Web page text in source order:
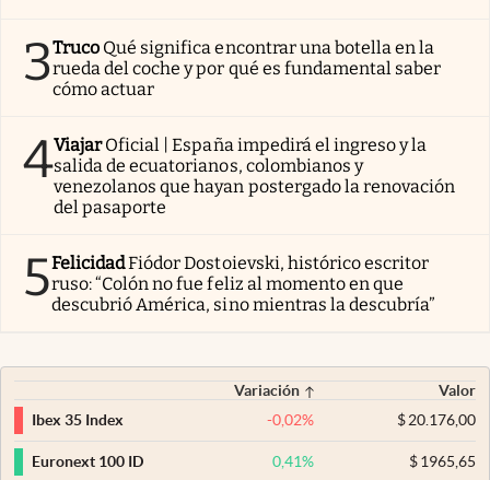
3Truco Qué significa encontrar una botella en la
rueda del coche y por qué es fundamental saber
cómo actuar
4Viajar Oficial | España impedirá el ingreso y la
salida de ecuatorianos, colombianos y
venezolanos que hayan postergado la renovación
del pasaporte
5FelicidadFiódor Dostoievski, histórico escritor
ruso: “Colón no fue feliz al momento en que
descubrió América, sino mientras la descubría”
Variación
Valor
Ibex 35 Index
-0,02% $20.176,00
Euronext 100 ID 0,41% $1965,65